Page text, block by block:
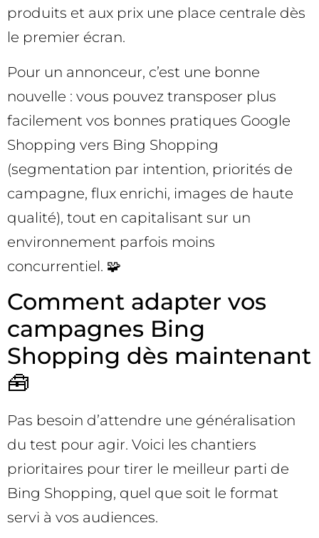
produits et aux prix une place centrale dès
le premier écran.
Pour un annonceur, c’est une bonne
nouvelle : vous pouvez transposer plus
facilement vos bonnes pratiques Google
Shopping vers Bing Shopping
(segmentation par intention, priorités de
campagne, flux enrichi, images de haute
qualité), tout en capitalisant sur un
environnement parfois moins
concurrentiel. 🧩
Comment adapter vos
campagnes Bing
Shopping dès maintenant
🧰
Pas besoin d’attendre une généralisation
du test pour agir. Voici les chantiers
prioritaires pour tirer le meilleur parti de
Bing Shopping, quel que soit le format
servi à vos audiences.